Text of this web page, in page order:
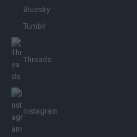
Bluesky
Tumblr
Threads
Instagram